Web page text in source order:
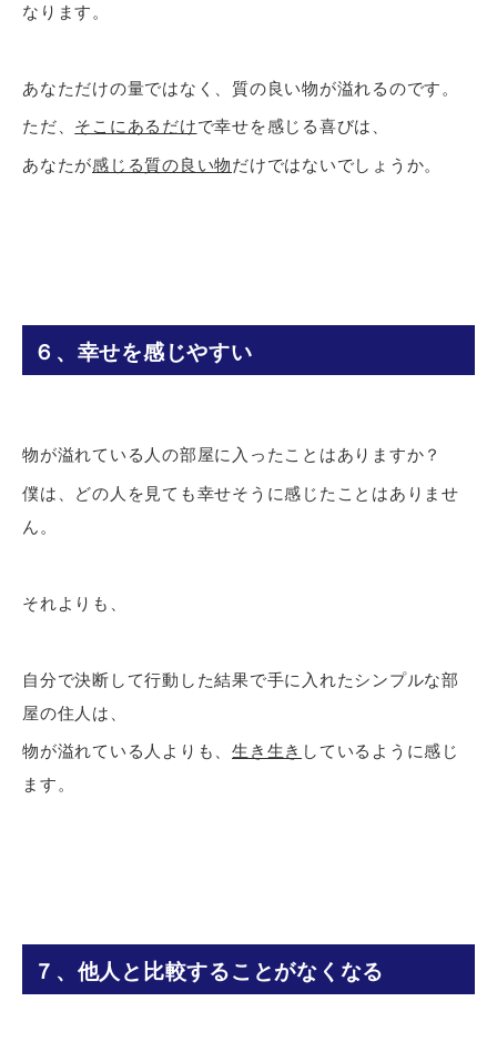
なります。
あなただけの量ではなく、質の良い物が溢れるのです。
ただ、 そこにあるだけで幸せを感じる喜びは、
あなたが感じる質の良い物だけではないでしょうか。
６、幸せを感じやすい
物が溢れている人の部屋に入ったことはありますか？
僕は、どの人を見ても幸せそうに感じたことはありませ
ん。
それよりも、
自分で決断して行動した結果で手に入れたシンプルな部
屋の住人は、
物が溢れている人よりも、 生き生き しているように感じ
ます。
７、他人と比較することがなくなる